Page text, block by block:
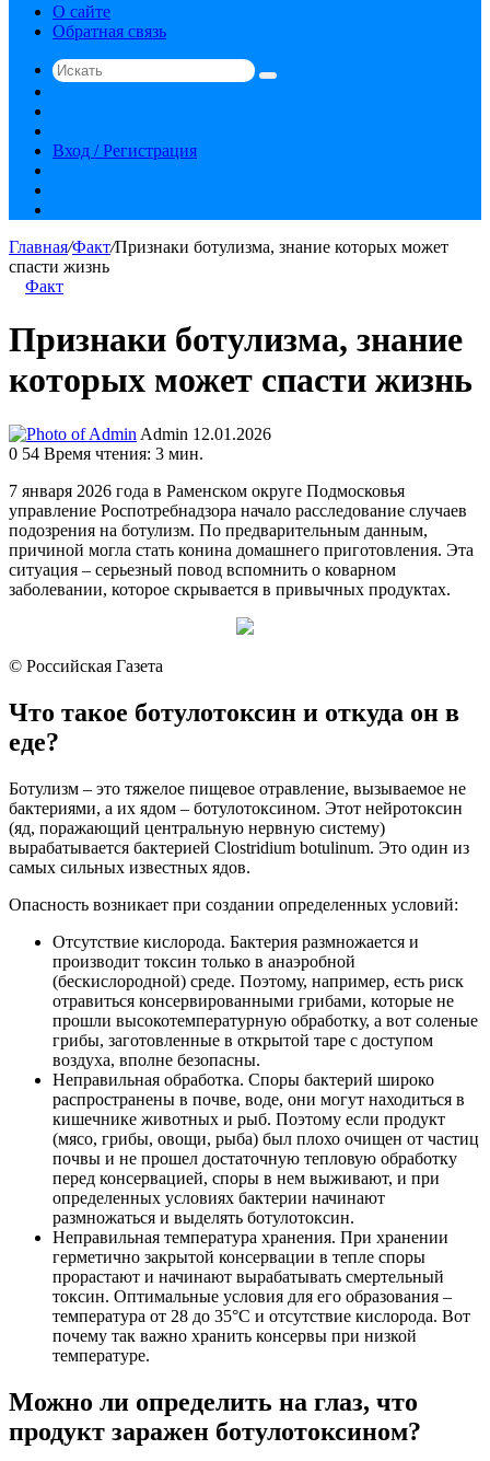
О сайте
Обратная связь
Искать
статья
Вход / Регистрация
Главная/Факт/Признаки ботулизма, знание которых может
спасти жизнь
Факт
Признаки ботулизма, знание
которых может спасти жизнь
Admin Send
an
12.01.2026
0 54 Время чтения: 3 мин.
7 января 2026 года в Раменском округе Подмосковья
управление Роспотребнадзора начало расследование случаев
подозрения на ботулизм. По предварительным данным,
причиной могла стать конина домашнего приготовления. Эта
ситуация – серьезный повод вспомнить о коварном
заболевании, которое скрывается в привычных продуктах.
© Российская Газета
Что такое ботулотоксин и откуда он в
еде?
Ботулизм – это тяжелое пищевое отравление, вызываемое не
бактериями, а их ядом – ботулотоксином. Этот нейротоксин
(яд, поражающий центральную нервную систему)
вырабатывается бактерией Clostridium botulinum. Это один из
самых сильных известных ядов.
Опасность возникает при создании определенных условий:
Отсутствие кислорода. Бактерия размножается и
производит токсин только в анаэробной
(бескислородной) среде. Поэтому, например, есть риск
отравиться консервированными грибами, которые не
прошли высокотемпературную обработку, а вот соленые
грибы, заготовленные в открытой таре с доступом
воздуха, вполне безопасны.
Неправильная обработка. Споры бактерий широко
распространены в почве, воде, они могут находиться в
кишечнике животных и рыб. Поэтому если продукт
(мясо, грибы, овощи, рыба) был плохо очищен от частиц
почвы и не прошел достаточную тепловую обработку
перед консервацией, споры в нем выживают, и при
определенных условиях бактерии начинают
размножаться и выделять ботулотоксин.
Неправильная температура хранения. При хранении
герметично закрытой консервации в тепле споры
прорастают и начинают вырабатывать смертельный
токсин. Оптимальные условия для его образования –
температура от 28 до 35°С и отсутствие кислорода. Вот
почему так важно хранить консервы при низкой
температуре.
Можно ли определить на глаз, что
продукт заражен ботулотоксином?